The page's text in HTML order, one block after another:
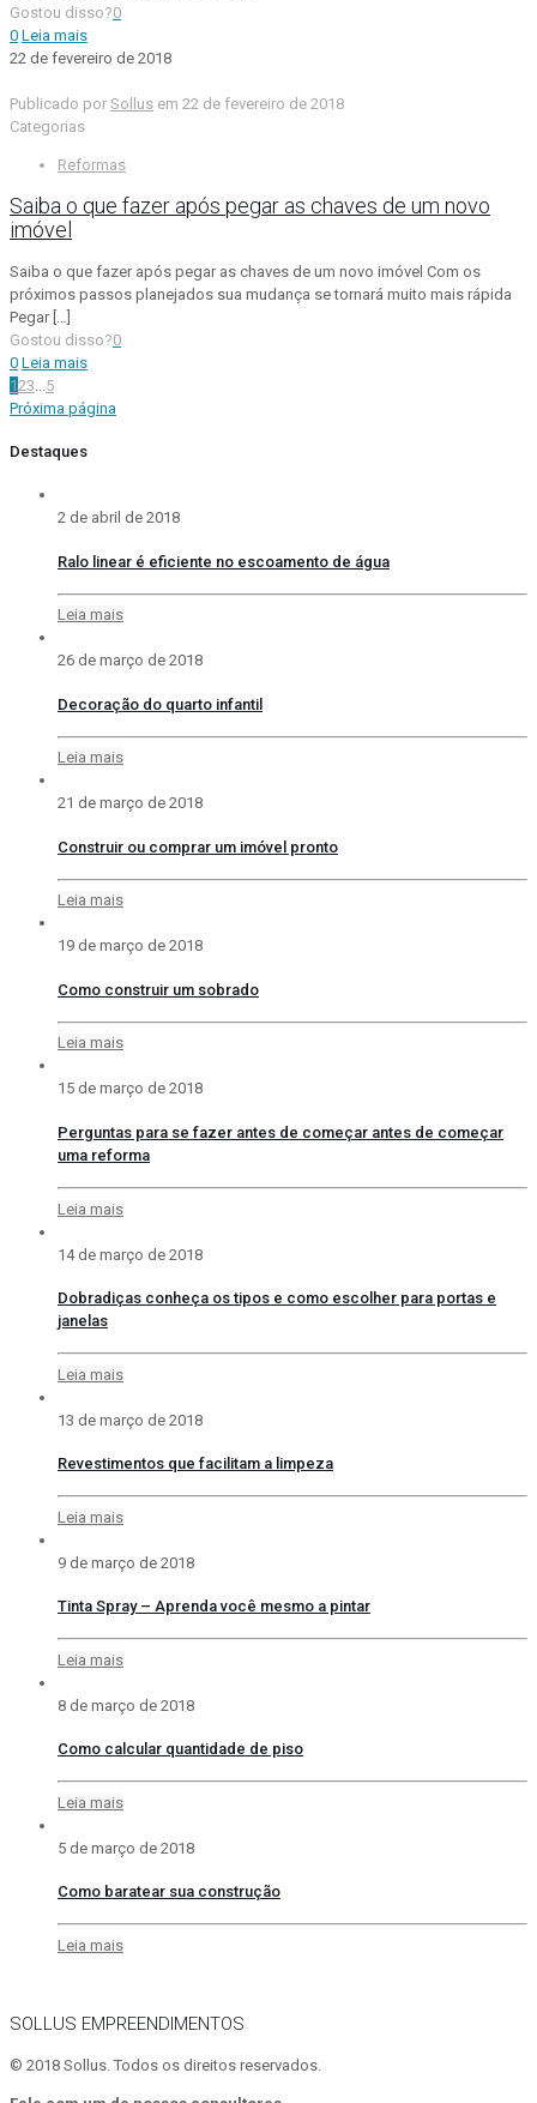
Gostou disso?0
0 Leia mais
22 de fevereiro de 2018
Publicado por Sollus em 22 de fevereiro de 2018
Categorias
Reformas
Saiba o que fazer após pegar as chaves de um novo
imóvel
Saiba o que fazer após pegar as chaves de um novo imóvel Com os
próximos passos planejados sua mudança se tornará muito mais rápida
Pegar[…]
Gostou disso?0
0 Leia mais
123
5
Próxima página
Destaques
2 de abril de 2018
Ralo linear é eficiente no escoamento de água
Leia mais
26 de março de 2018
Decoração do quarto infantil
Leia mais
21 de março de 2018
Construir ou comprar um imóvel pronto
Leia mais
19 de março de 2018
Como construir um sobrado
Leia mais
15 de março de 2018
Perguntas para se fazer antes de começar antes de começar
uma reforma
Leia mais
14 de março de 2018
Dobradiças conheça os tipos e como escolher para portas e
janelas
Leia mais
13 de março de 2018
Revestimentos que facilitam a limpeza
Leia mais
9 de março de 2018
Tinta Spray – Aprenda você mesmo a pintar
Leia mais
8 de março de 2018
Como calcular quantidade de piso
Leia mais
5 de março de 2018
Como baratear sua construção
Leia mais
SOLLUS EMPREENDIMENTOS
© 2018 Sollus. Todos os direitos reservados.